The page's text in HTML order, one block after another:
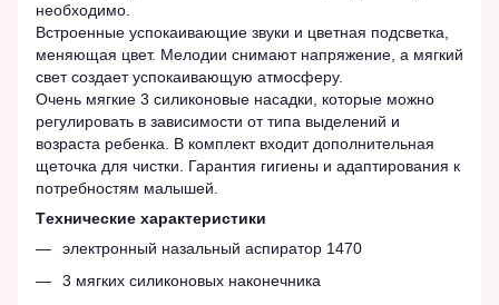
необходимо.
Встроенные успокаивающие звуки и цветная подсветка,
меняющая цвет. Мелодии снимают напряжение, а мягкий
свет создает успокаивающую атмосферу.
Очень мягкие 3 силиконовые насадки, которые можно
регулировать в зависимости от типа выделений и
возраста ребенка. В комплект входит дополнительная
щеточка для чистки. Гарантия гигиены и адаптирования к
потребностям малышей.
Tехнические характеристики
электронный назальный аспиратор 1470
3 мягких силиконовых наконечника